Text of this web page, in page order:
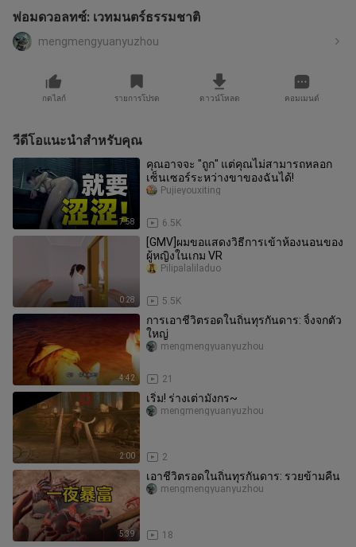
พ่อมดวอลทซ์: เวทมนตร์ธรรมชาติ
mengmengyuanyuzhou
กดไลก์ รายการโปรด ดาวน์โหลด คอมเมนต์
วีดีโอแนะนำสำหรับคุณ
7:58
คุณอาจจะ "ถูก" แต่คุณไม่สามารถหลอก
เซ็นเซอร์ระหว่างขาของฉันได้!
6.5K
Pujieyouxiting
0:28
[GMV]ผมขอแสดงวิธีการเข้าห้องนอนของ
ผู้หญิงในเกม VR
5.5K
Pilipalaliladuo
4:42
การเอาชีวิตรอดในถิ่นทุรกันดาร: จิ้งจกตัว
ใหญ่
21
mengmengyuanyuzhou
2:00
เริ่ม! ร่างเต่ามังกร~
2
mengmengyuanyuzhou
5:39
เอาชีวิตรอดในถิ่นทุรกันดาร: รวยข้ามคืน
18
mengmengyuanyuzhou